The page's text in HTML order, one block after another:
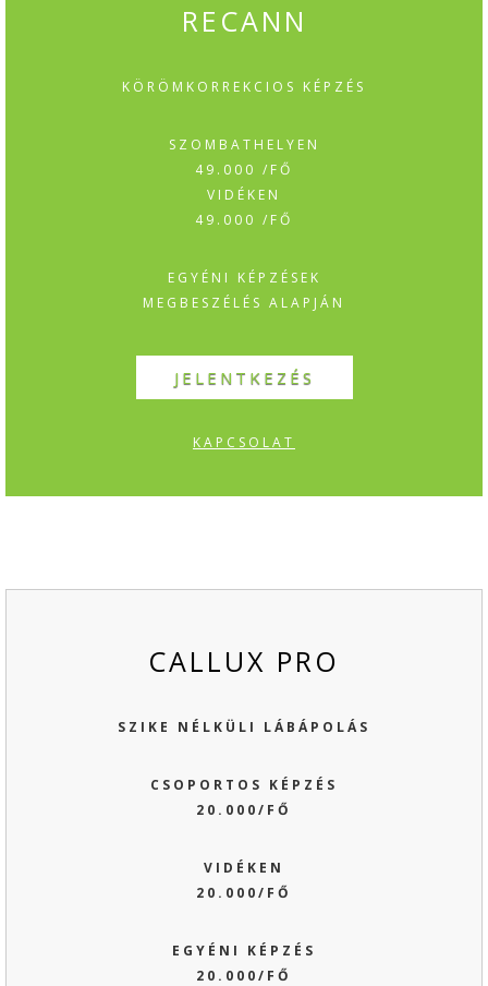
RECANN
KÖRÖMKORREKCIOS KÉPZÉS
SZOMBATHELYEN
49.000 /FŐ
VIDÉKEN
49.000 /FŐ
EGYÉNI KÉPZÉSEK
MEGBESZÉLÉS ALAPJÁN
JELENTKEZÉS
KAPCSOLAT
CALLUX PRO
SZIKE NÉLKÜLI LÁBÁPOLÁS
CSOPORTOS KÉPZÉS
20.000/FŐ
VIDÉKEN
20.000/FŐ
EGYÉNI KÉPZÉS
20.000/FŐ